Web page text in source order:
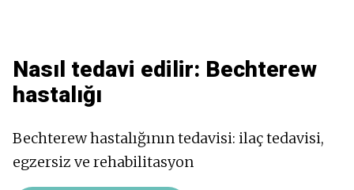
Nasıl tedavi edilir: Bechterew
hastalığı
Bechterew hastalığının tedavisi: ilaç tedavisi,
egzersiz ve rehabilitasyon